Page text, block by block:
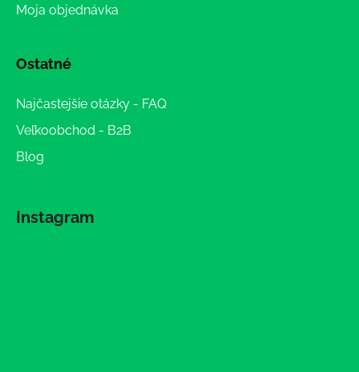
Moja objednávka
Ostatné
Najčastejšie otázky - FAQ
Veľkoobchod - B2B
Blog
Instagram